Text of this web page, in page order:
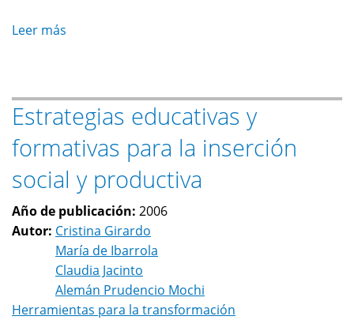
Leer más
software
en
México
en
el
contexto
internacional
y
latinoamericano
Estrategias educativas y
formativas para la inserción
social y productiva
Año de publicación: 2006
Autor: Cristina Girardo
María de Ibarrola
Claudia Jacinto
Alemán Prudencio Mochi
Herramientas para la transformación